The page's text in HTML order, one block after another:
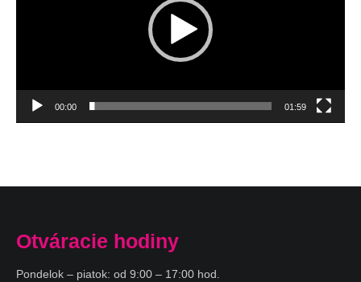
00:00 01:59
Otváracie hodiny
Pondelok – piatok: od 9:00 – 17:00 hod.